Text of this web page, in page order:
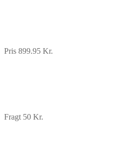
Pris 899.95 Kr.
Fragt 50 Kr.